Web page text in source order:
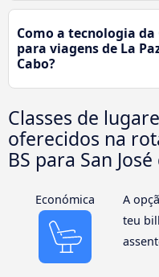
Como a tecnologia
para viagens de La
Cabo?
Classes de
oferecidos na
BS para San
Económica
A
teu